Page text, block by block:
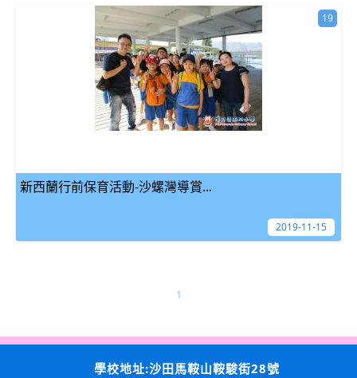
新西蘭行前保育活動-沙螺灣導賞...
19
2019-11-15
1
學校地址:沙田馬鞍山鞍駿街28號